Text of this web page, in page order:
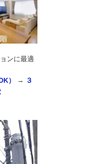
ンに最適
） →
３